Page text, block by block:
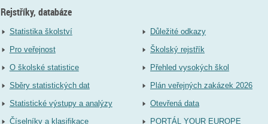
Rejstříky, databáze
Statistika školství
Pro veřejnost
O školské statistice
Sběry statistických dat
Statistické výstupy a analýzy
Číselníky a klasifikace
Důležité odkazy
Školský rejstřík
Přehled vysokých škol
Plán veřejných zakázek 2026
Otevřená data
PORTÁL YOUR EUROPE